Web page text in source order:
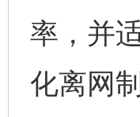
率，并
化离网